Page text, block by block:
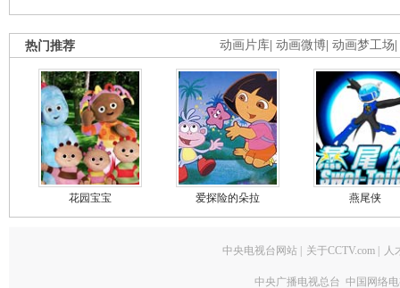
动画片库 动画微博 动画梦工场
热门推荐
花园宝宝 爱探险的朵拉 燕尾侠
中央电视台网站 关于CCTV.com 人
中央广播电视总台 中国网络